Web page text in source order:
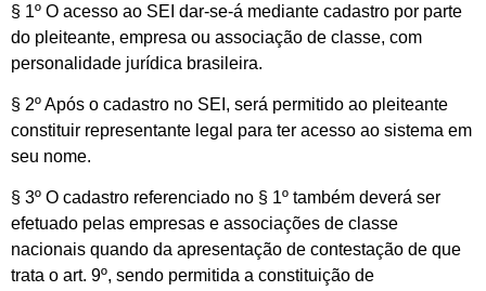
§ 1º O acesso ao SEI dar-se-á mediante cadastro por parte
do pleiteante, empresa ou associação de classe, com
personalidade jurídica brasileira.
§ 2º Após o cadastro no SEI, será permitido ao pleiteante
constituir representante legal para ter acesso ao sistema em
seu nome.
§ 3º O cadastro referenciado no § 1º também deverá ser
efetuado pelas empresas e associações de classe
nacionais quando da apresentação de contestação de que
trata o art. 9º, sendo permitida a constituição de